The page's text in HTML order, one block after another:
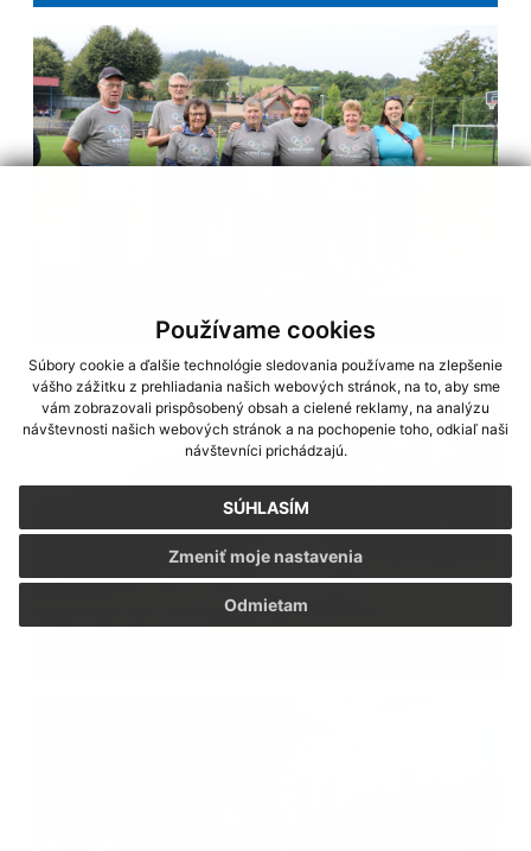
Používame cookies
Súbory cookie a ďalšie technológie sledovania používame na zlepšenie
vášho zážitku z prehliadania našich webových stránok, na to, aby sme
vám zobrazovali prispôsobený obsah a cielené reklamy, na analýzu
návštevnosti našich webových stránok a na pochopenie toho, odkiaľ naši
návštevníci prichádzajú.
SÚHLASÍM
Odmietam
Zmeniť moje nastavenia
Olympiáda seniorov v Plevníku